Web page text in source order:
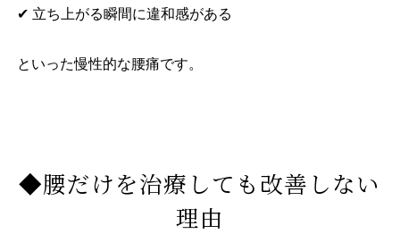
✔ 立ち上がる瞬間に違和感がある
といった慢性的な腰痛です。
◆腰だけを治療しても改善しない
理由